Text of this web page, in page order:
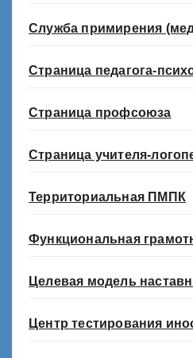
Служба примирения
Страница педагога-
Страница профсоюза
Страница учителя-
Территориальная ПМПК
Функциональная
Целевая модель
Центр тестирования